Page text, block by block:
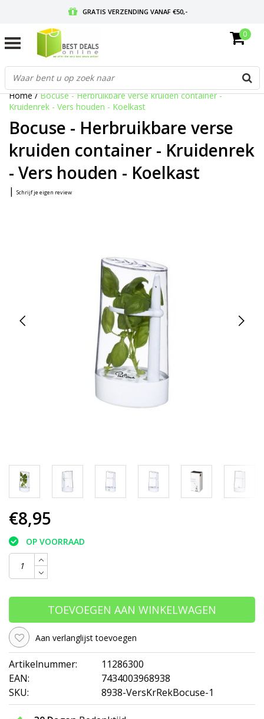
GRATIS VERZENDING VANAF €50,-
GRATIS RETOURNEREN EN 30 DAGEN BEDENKTIJD
0
Home/Bocuse - Herbruikbare verse kruiden container -
Kruidenrek - Vers houden - Koelkast
Bocuse - Herbruikbare verse
kruiden container - Kruidenrek
- Vers houden - Koelkast
| Schrijf je eigen review
€8,95
OP VOORRAAD
TOEVOEGEN AAN WINKELWAGEN
Aan verlanglijst toevoegen
Artikelnummer:
11286300
EAN:
7434003968938
SKU:
8938-VersKrRekBocuse-1